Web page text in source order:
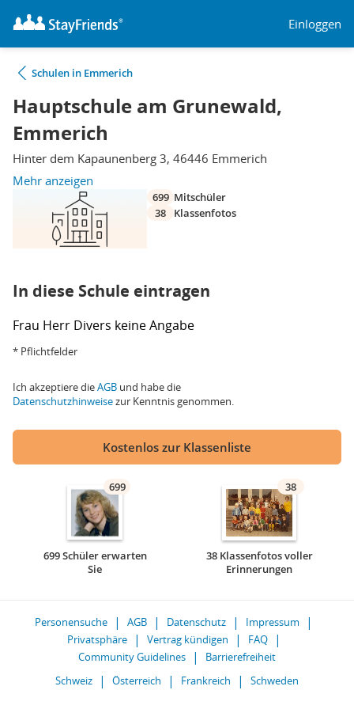
Einloggen
Schulen in Emmerich
Hauptschule am Grunewald,
Emmerich
Hinter dem Kapaunenberg 3, 46446 Emmerich
Mehr anzeigen
699 Mitschüler
38
Klassenfotos
In diese Schule eintragen
Frau Herr Divers keine Angabe
* Pflichtfelder
Ich akzeptiere dieAGB und habe die
Datenschutzhinweisezur Kenntnis genommen.
Kostenlos zur Klassenliste
699
699 Schüler erwarten
Sie
38
38 Klassenfotos voller
Erinnerungen
Personensuche AGB Datenschutz
Impressum
Privatsphäre
Vertrag kündigen
FAQ
Community Guidelines
Barrierefreiheit
Schweiz
Österreich Frankreich Schweden